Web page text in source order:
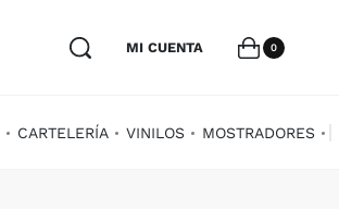
MI CUENTA 0
CARTELERÍA VINILOS MOSTRADORES